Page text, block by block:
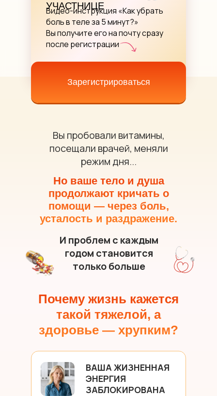
УЧАСТНИЦЕ
Видео-инструкция «Как убрать
боль в теле за 5 минут?»
Вы получите его на почту сразу
после регистрации
Зарегистрироваться
И проблем с каждым
годом становится
только больше
Но ваше тело и душа
продолжают кричать о
помощи — через боль,
усталость и раздражение.
Вы пробовали витамины,
посещали врачей, меняли
режим дня...
Почему жизнь кажется
такой тяжелой, а
здоровье — хрупким?
ВАША ЖИЗНЕННАЯ
ЭНЕРГИЯ
ЗАБЛОКИРОВАНА